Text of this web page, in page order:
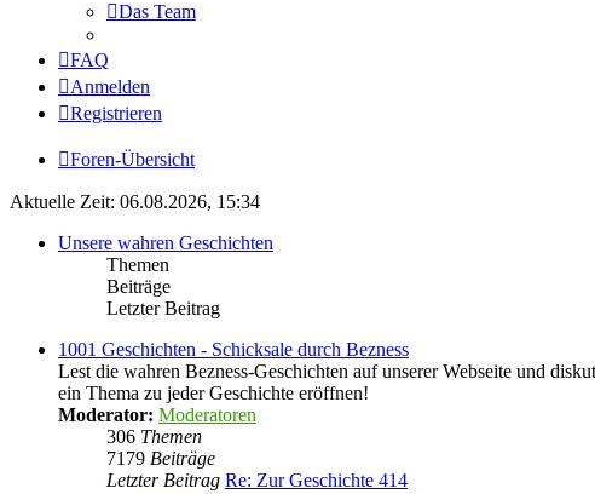
Das Team
FAQ
Anmelden
Registrieren
Foren-Übersicht
Aktuelle Zeit: 06.08.2026, 15:34
Unsere wahren Geschichten
Themen
Beiträge
Letzter Beitrag
1001 Geschichten - Schicksale durch Bezness
Lest die wahren Bezness-Geschichten auf unserer Webseite und
ein Thema zu jeder Geschichte eröffnen!
Moderator: Moderatoren
306 Themen
7179 Beiträge
Letzter Beitrag Re: Zur Geschichte 414